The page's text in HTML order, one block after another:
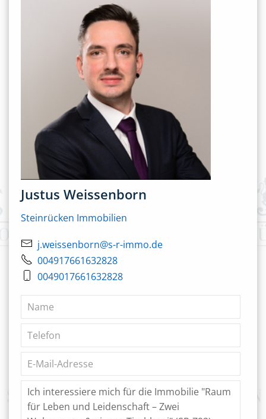
Justus Weissenborn
Steinrücken Immobilien
j.weissenborn@s-r-immo.de
004917661632828
0049017661632828